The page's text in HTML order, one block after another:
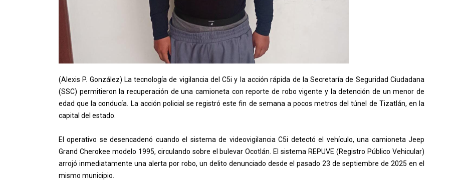
(Alexis P. González) La tecnología de vigilancia del C5i y la acción rápida de la Secretaría de Seguridad Ciudadana
(SSC) permitieron la recuperación de una camioneta con reporte de robo vigente y la detención de un menor de
edad que la conducía. La acción policial se registró este fin de semana a pocos metros del túnel de Tizatlán, en la
capital del estado.
El operativo se desencadenó cuando el sistema de videovigilancia C5i detectó el vehículo, una camioneta Jeep
Grand Cherokee modelo 1995, circulando sobre el bulevar Ocotlán. El sistema REPUVE (Registro Público Vehicular)
arrojó inmediatamente una alerta por robo, un delito denunciado desde el pasado 23 de septiembre de 2025 en el
mismo municipio.